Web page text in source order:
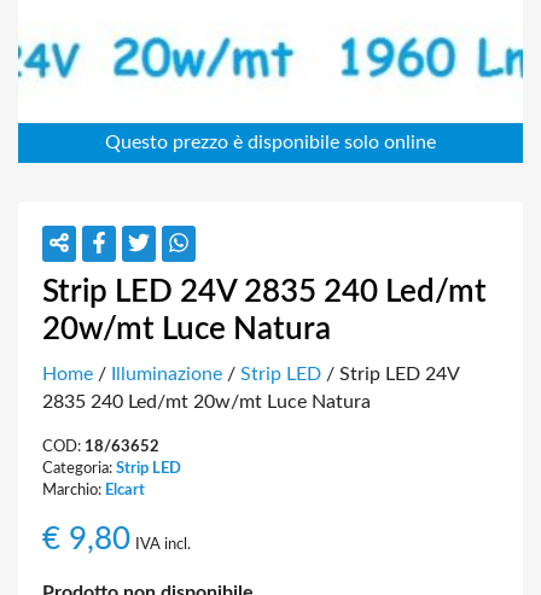
Strip LED 24V 2835 240 Led/mt
20w/mt Luce Natura
Home / Illuminazione / Strip LED / Strip LED 24V
2835 240 Led/mt 20w/mt Luce Natura
COD: 18/63652
Categoria: Strip LED
Marchio: Elcart
€ 9,80 IVA incl.